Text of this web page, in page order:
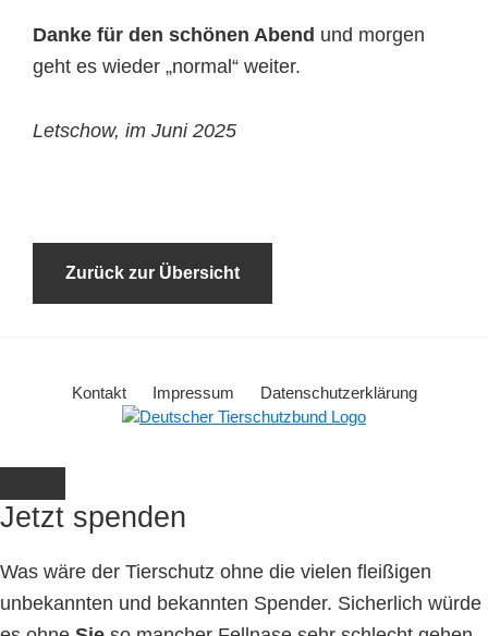
Danke für den schönen Abend und morgen
geht es wieder „normal“ weiter.
Letschow, im Juni 2025
Zurück zur Übersicht
Kontakt Impressum Datenschutzerklärung
Jetzt spenden
Was wäre der Tierschutz ohne die vielen fleißigen
unbekannten und bekannten Spender. Sicherlich würde